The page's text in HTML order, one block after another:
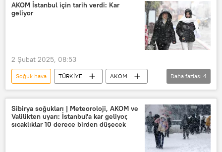
Kalp krizi
AKOM İstanbul için tarih verdi: Kar
geliyor
2 Şubat 2025, 08:53
Soğuk hava TÜRKİYE
AKOM
İstanbul
Sibirya
Kar
Kar yağışı
Daha fazlası 4
Sibirya soğukları | Meteoroloji, AKOM ve
Valilikten uyarı: İstanbul'a kar geliyor,
sıcaklıklar 10 derece birden düşecek